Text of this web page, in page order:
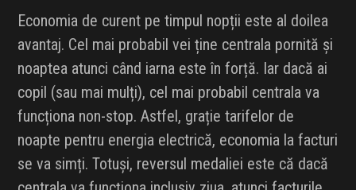
Economia de curent pe timpul nopții este al doilea
avantaj. Cel mai probabil vei ține centrala pornită și
noaptea atunci când iarna este în forță. Iar dacă ai
copil (sau mai mulți), cel mai probabil centrala va
funcționa non-stop. Astfel, grație tarifelor de
noapte pentru energia electrică, economia la facturi
se va simți. Totuși, reversul medaliei este că dacă